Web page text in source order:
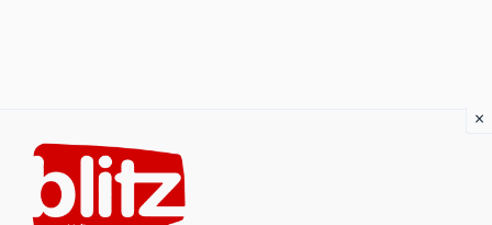
content
×